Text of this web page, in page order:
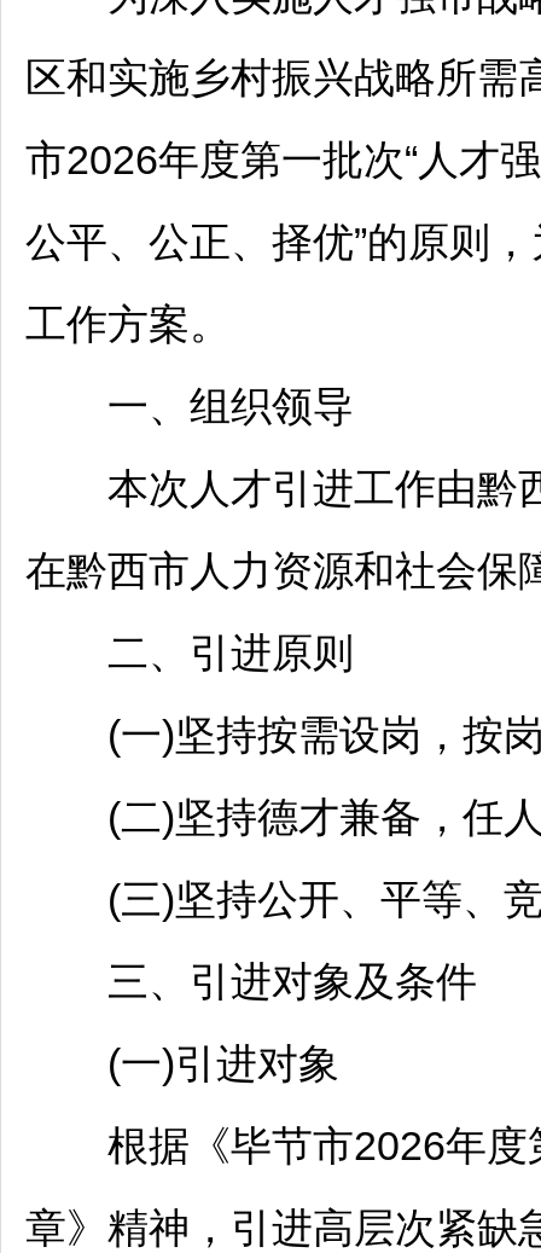
区和实施乡村振兴战略所需
市2026年度第一批次“人才
公平、公正、择优”的原则
工作方案。
一、组织领导
本次人才引进工作由黔
在黔西市人力资源和社会保
二、引进原则
(一)坚持按需设岗，按岗
(二)坚持德才兼备，任人
(三)坚持公开、平等、竞
三、引进对象及条件
(一)引进对象
根据《毕节市2026年度
章》精神，引进高层次紧